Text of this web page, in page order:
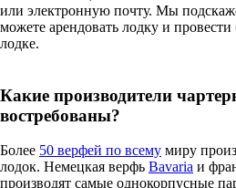
или электронную почту. Мы
можете арендовать лодку и провести
лодке.
Какие производители
востребованы?
Более 50 верфей по всему миру
лодок. Немецкая верфь Bavaria и
производят самые однокорпусные